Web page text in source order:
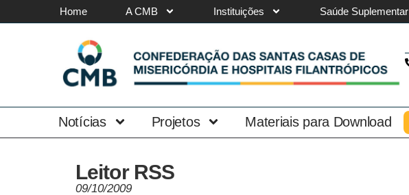
Home A CMB Instituições Saúde Suplementar
Notícias Projetos Materiais para Download
Leitor RSS
09/10/2009